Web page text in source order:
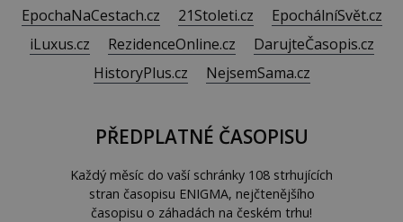
EpochaNaCestach.cz
21Stoleti.cz
EpochálníSvět.cz
iLuxus.cz
RezidenceOnline.cz
DarujteČasopis.cz
HistoryPlus.cz
NejsemSama.cz
PŘEDPLATNÉ ČASOPISU
Každý měsíc do vaší schránky 108 strhujících
stran časopisu ENIGMA, nejčtenějšího
časopisu o záhadách na českém trhu!